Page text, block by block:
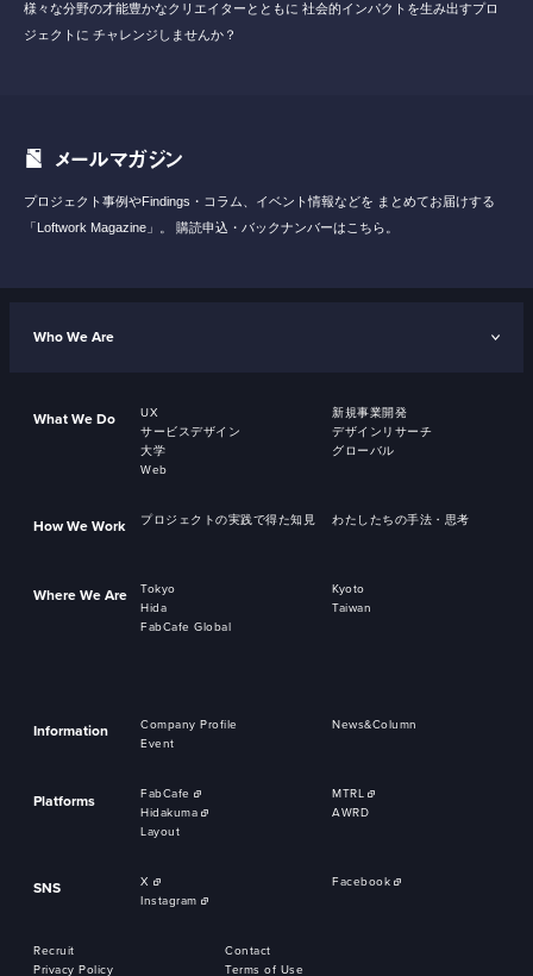
様々な分野の才能豊かなクリエイターとともに 社会的インパクトを生み出すプロ
ジェクトに チャレンジしませんか？
メールマガジン
プロジェクト事例やFindings・コラム、イベント情報などを まとめてお届けする
「Loftwork Magazine」。
購読申込・バックナンバーはこちら。
Who We Are
What We Do UX
新規事業開発
サービスデザイン
デザインリサーチ
大学
グローバル
Web
How We Work プロジェクトの実践で得た知見 わたしたちの手法・思考
Where We Are Tokyo
Kyoto
Hida
Taiwan
FabCafe Global
Information Company Profile
News&Column
Event
Platforms FabCafe
MTRL
Hidakuma
AWRD
Layout
SNS X
Facebook
Instagram
Recruit
Contact
Privacy Policy
Terms of Use